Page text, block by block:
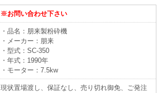
※お問い合わせ下さい
・品名：朋来製粉砕機
・メーカー：朋来
・型式：SC-350
・年式：1990年
・モーター：7.5kw
現状置場渡し、保証なし、売り切れ御免、ご発注